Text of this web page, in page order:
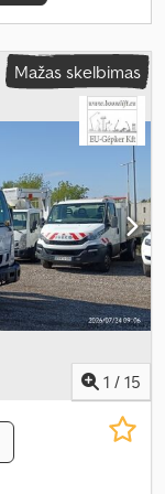
Mažas skelbimas
1 / 15